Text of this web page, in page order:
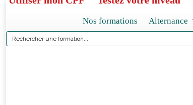
Nos formations Alternance